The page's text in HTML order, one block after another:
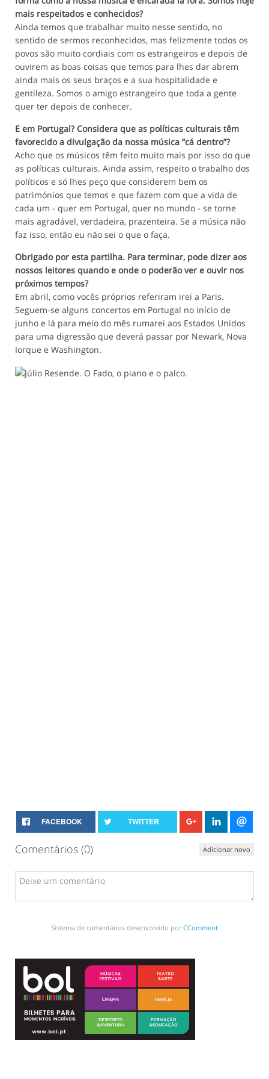
mais respeitados e conhecidos?
Ainda temos que trabalhar muito nesse sentido, no
sentido de sermos reconhecidos, mas felizmente todos os
povos são muito cordiais com os estrangeiros e depois de
ouvirem as boas coisas que temos para lhes dar abrem
ainda mais os seus braços e a sua hospitalidade e
gentileza. Somos o amigo estrangeiro que toda a gente
quer ter depois de conhecer.
E em Portugal? Considera que as políticas culturais têm
favorecido a divulgação da nossa música “cá dentro”?
Acho que os músicos têm feito muito mais por isso do que
as políticas culturais. Ainda assim, respeito o trabalho dos
políticos e só lhes peço que considerem bem os
patrimónios que temos e que fazem com que a vida de
cada um - quer em Portugal, quer no mundo - se torne
mais agradável, verdadeira, prazenteira. Se a música não
faz isso, então eu não sei o que o faça.
Obrigado por esta partilha. Para terminar, pode dizer aos
nossos leitores quando e onde o poderão ver e ouvir nos
próximos tempos?
Em abril, como vocês próprios referiram irei a Paris.
Seguem-se alguns concertos em Portugal no início de
junho e lá para meio do mês rumarei aos Estados Unidos
para uma digressão que deverá passar por Newark, Nova
Iorque e Washington.
FACEBOOK TWITTER
Comentários (0) Adicionar novo
Sistema de comentários desenvolvido por CComment